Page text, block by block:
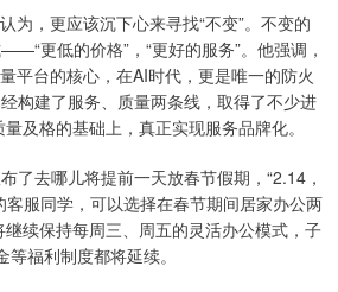
，更应该沉下心来寻找“不变”。不变的
更低的价格”，“更好的服务”。他强调，
平台的核心，在AI时代，更是唯一的防火
构建了服务、质量两条线，取得了不少进
及格的基础上，真正实现服务品牌化。
去哪儿将提前一天放春节假期，“2.14，
客服同学，可以选择在春节期间居家办公两
续保持每周三、周五的灵活办公模式，子
福利制度都将延续。